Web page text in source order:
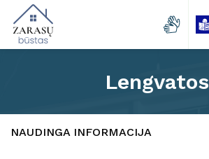
Naujienos
Zarasų miestas
Naujienos
Lengvatos
NAUDINGA INFORMACIJA